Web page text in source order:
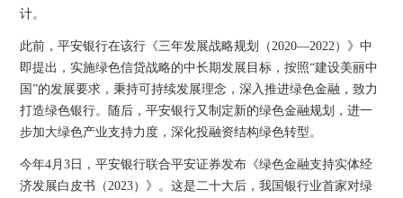
计。
此前，平安银行在该行《三年发展战略规划（2020—2022）》中
即提出，实施绿色信贷战略的中长期发展目标，按照“建设美丽中
国”的发展要求，秉持可持续发展理念，深入推进绿色金融，致力
打造绿色银行。随后，平安银行又制定新的绿色金融规划，进一
步加大绿色产业支持力度，深化投融资结构绿色转型。
今年4月3日，平安银行联合平安证券发布《绿色金融支持实体经
济发展白皮书（2023）》。这是二十大后，我国银行业首家对绿